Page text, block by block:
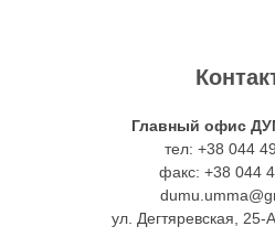
Главный офис
тел: +38 044
факс: +38 044
ул. Дегтяревская, 25-